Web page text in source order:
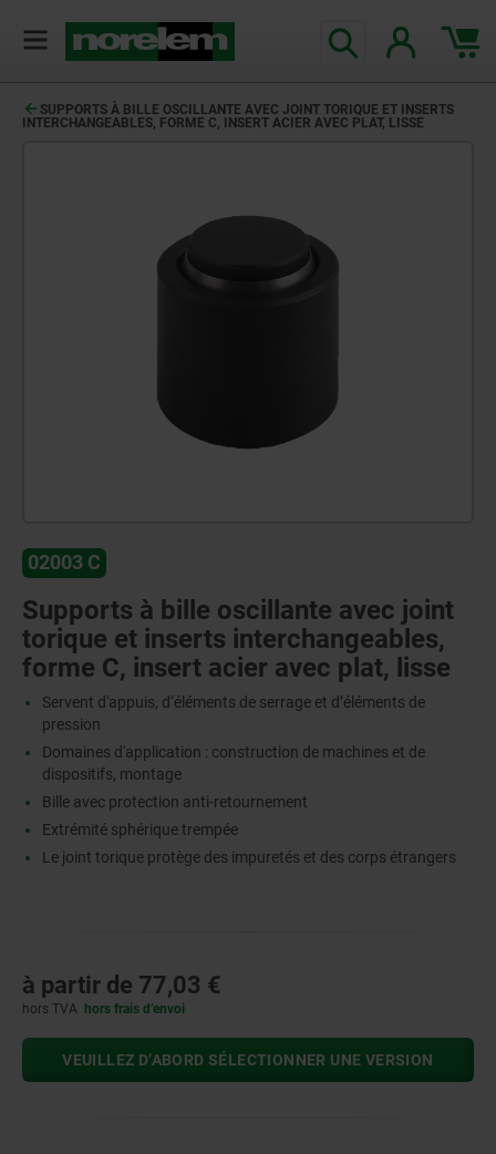
SUPPORTS À BILLE OSCILLANTE AVEC JOINT TORIQUE ET INSERTS
INTERCHANGEABLES, FORME C, INSERT ACIER AVEC PLAT, LISSE
02003 C
Supports à bille oscillante avec joint
torique et inserts interchangeables,
forme C, insert acier avec plat, lisse
Servent d'appuis, d‘éléments de serrage et d’éléments de
pression
Domaines d'application : construction de machines et de
dispositifs, montage
Bille avec protection anti-retournement
Extrémité sphérique trempée
Le joint torique protège des impuretés et des corps étrangers
à partir de 77,03 €
hors TVA hors frais d’envoi
VEUILLEZ D’ABORD SÉLECTIONNER UNE VERSION